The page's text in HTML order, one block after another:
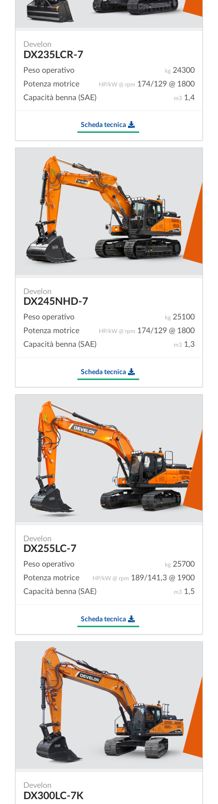
Develon
DX235LCR-7
kg 24300
Peso operativo
HP/kW @ rpm 174/129 @ 1800
Potenza motrice
m3 1,4
Capacità benna (SAE)
Scheda tecnica
Develon
DX245NHD-7
kg 25100
Peso operativo
HP/kW @ rpm 174/129 @ 1800
Potenza motrice
m3 1,3
Capacità benna (SAE)
Scheda tecnica
Develon
DX255LC-7
kg 25700
Peso operativo
HP/kW @ rpm 189/141,3 @ 1900
Potenza motrice
m3 1,5
Capacità benna (SAE)
Scheda tecnica
Develon
DX300LC-7K